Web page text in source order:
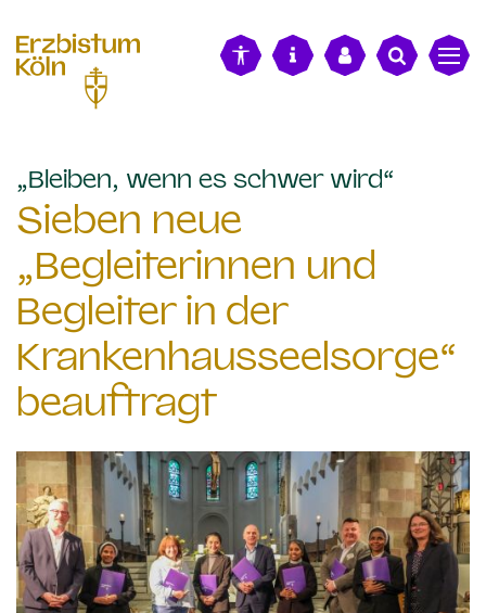
„Bleiben, wenn es schwer wird“
Sieben neue
„Begleiterinnen und
Begleiter in der
Krankenhausseelsorge“
beauftragt